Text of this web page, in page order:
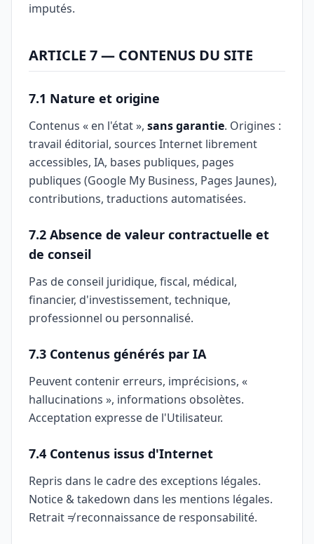
imputés.
ARTICLE 7 — CONTENUS DU SITE
7.1 Nature et origine
Contenus « en l'état », sans garantie. Origines :
travail éditorial, sources Internet librement
accessibles, IA, bases publiques, pages
publiques (Google My Business, Pages Jaunes),
contributions, traductions automatisées.
7.2 Absence de valeur contractuelle et
de conseil
Pas de conseil juridique, fiscal, médical,
financier, d'investissement, technique,
professionnel ou personnalisé.
7.3 Contenus générés par IA
Peuvent contenir erreurs, imprécisions, «
hallucinations », informations obsolètes.
Acceptation expresse de l'Utilisateur.
7.4 Contenus issus d'Internet
Repris dans le cadre des exceptions légales.
Notice & takedown dans les mentions légales.
Retrait ≠ reconnaissance de responsabilité.